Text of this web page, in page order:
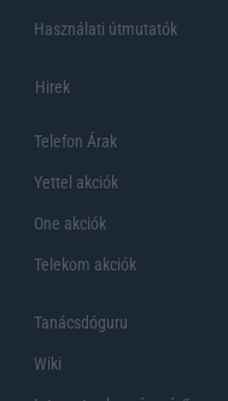
Használati útmutatók
Hirek
Telefon Árak
Yettel akciók
One akciók
Telekom akciók
Tanácsdóguru
Wiki